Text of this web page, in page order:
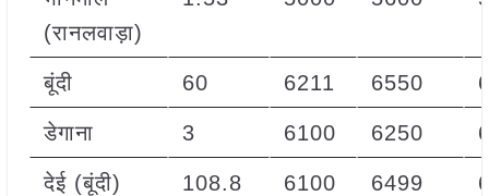
(रानलवाड़ा)
बूंदी 60 6211 6550
डेगाना 3 6100 6250
देई (बूंदी) 108.8 6100 6499